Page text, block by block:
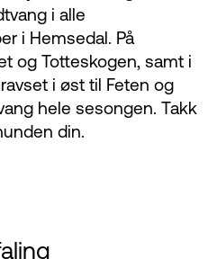
i alle
i Hemsedal. På
og Totteskogen, samt i
i øst til Feten og
hele sesongen. Takk
din.